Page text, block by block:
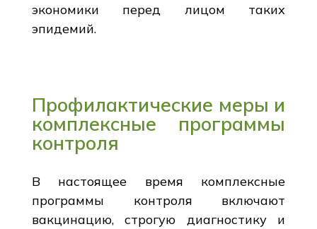
экономики перед лицом таких
эпидемий.
Профилактические меры и
комплексные программы
контроля
В настоящее время комплексные
программы контроля включают
вакцинацию, строгую диагностику и